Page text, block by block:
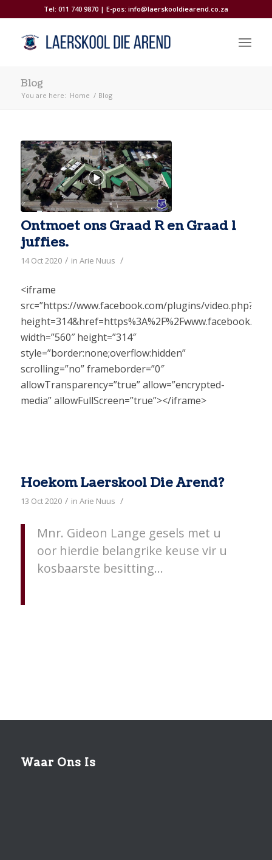
Tel: 011 740 9870 | E-pos: info@laerskooldiearend.co.za
Blog
You are here: Home / Blog
Ontmoet ons Graad R en Graad 1
juffies.
14 Oct 2020 / in Arie Nuus /
<iframe
src=”https://www.facebook.com/plugins/video.php?
width=”560″ height=”314″
style=”border:none;overflow:hidden”
scrolling=”no” frameborder=”0″
allowTransparency=”true” allow=”encrypted-
media” allowFullScreen=”true”></iframe>
Hoekom Laerskool Die Arend?
13 Oct 2020 / in Arie Nuus /
Mnr. Gideon Lange gesels met u
oor hierdie belangrike keuse vir u
kosbaarste besitting…
Waar Ons Is